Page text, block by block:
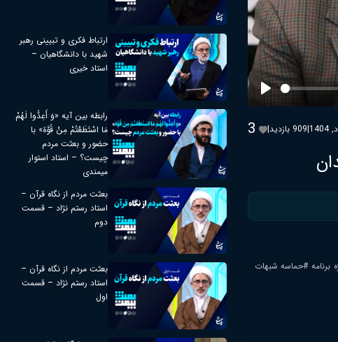
Play
3 | 909 بازدید|
برنامه #حماسه شبهات
ارتباط فکری و تبیینی رهبر
شهید با دانشگاهیان –
استاد خیری
رابطه بین آیه «وَ أَعِدُّوا لَهُمْ
مَا اسْتَطَعْتُمْ مِنْ قُوَّة» با
حضور و بعثت مردم
چیست؟ – استاد استوار
میمندی
بعثت مردم از نگاه قرآن –
استاد رستم نژاد – قسمت
دوم
بعثت مردم از نگاه قرآن –
استاد رستم نژاد – قسمت
اول